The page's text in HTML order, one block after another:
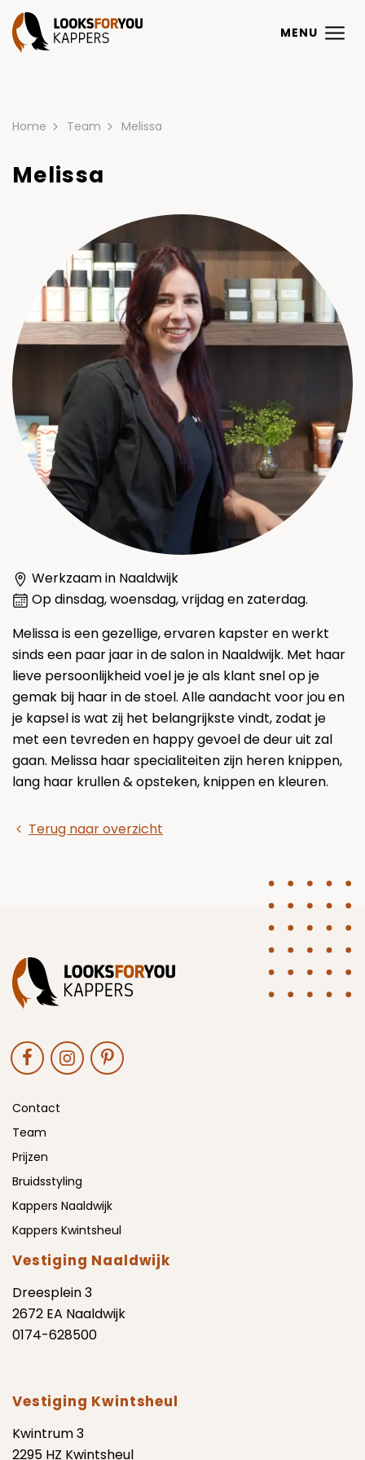
MENU
Home Team Melissa
Melissa
Werkzaam in Naaldwijk
Op dinsdag, woensdag, vrijdag en zaterdag.
Melissa is een gezellige, ervaren kapster en werkt
sinds een paar jaar in de salon in Naaldwijk. Met haar
lieve persoonlijkheid voel je je als klant snel op je
gemak bij haar in de stoel. Alle aandacht voor jou en
je kapsel is wat zij het belangrijkste vindt, zodat je
met een tevreden en happy gevoel de deur uit zal
gaan. Melissa haar specialiteiten zijn heren knippen,
lang haar krullen & opsteken, knippen en kleuren.
Terug naar overzicht
Contact
Team
Prijzen
Bruidsstyling
Kappers Naaldwijk
Kappers Kwintsheul
Vestiging Naaldwijk
Dreesplein 3
2672 EA Naaldwijk
0174-628500
Vestiging Kwintsheul
Kwintrum 3
2295 HZ Kwintsheul